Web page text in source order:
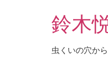
鈴木
虫くいの穴か